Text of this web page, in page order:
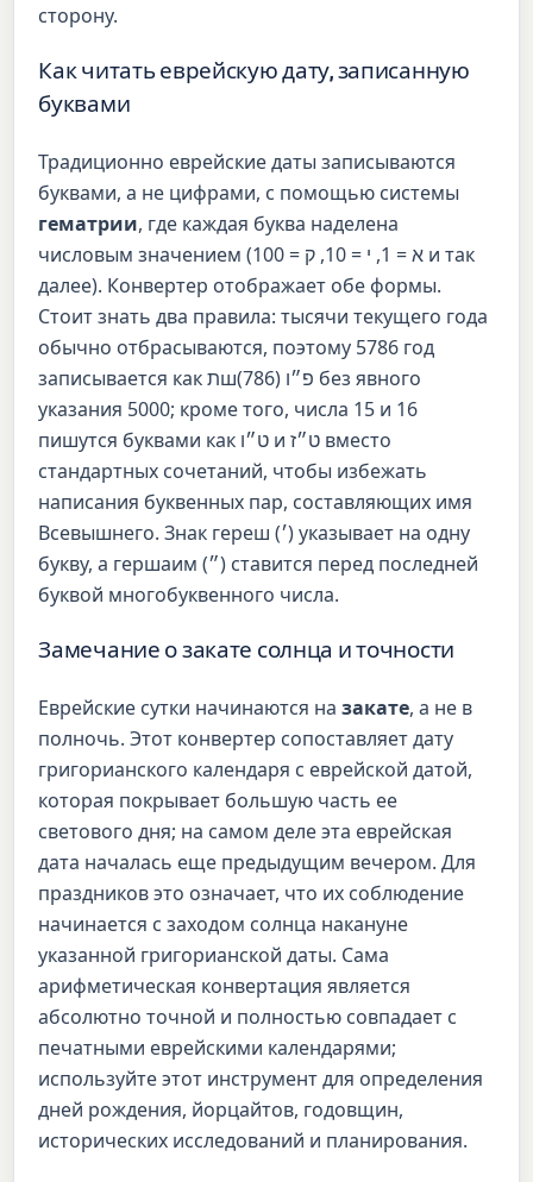
сторону.
Как читать еврейскую дату, записанную
буквами
Традиционно еврейские даты записываются
буквами, а не цифрами, с помощью системы
гематрии, где каждая буква наделена
числовым значением (א = 1, י = 10, ק = 100 и так
далее). Конвертер отображает обе формы.
Стоит знать два правила: тысячи текущего года
обычно отбрасываются, поэтому 5786 год
записывается как
תшפ״ו
(786) без явного
указания 5000; кроме того, числа 15 и 16
пишутся буквами как ט״ו иט״ז вместо
стандартных сочетаний, чтобы избежать
написания буквенных пар, составляющих имя
Всевышнего. Знак гереш (׳) указывает на одну
букву, а гершаим (״) ставится перед последней
буквой многобуквенного числа.
Замечание о закате солнца и точности
Еврейские сутки начинаются назакате, а не в
полночь. Этот конвертер сопоставляет дату
григорианского календаря с еврейской датой,
которая покрывает большую часть ее
светового дня; на самом деле эта еврейская
дата началась еще предыдущим вечером. Для
праздников это означает, что их соблюдение
начинается с заходом солнца накануне
указанной григорианской даты. Сама
арифметическая конвертация является
абсолютно точной и полностью совпадает с
печатными еврейскими календарями;
используйте этот инструмент для определения
дней рождения, йорцайтов, годовщин,
исторических исследований и планирования.